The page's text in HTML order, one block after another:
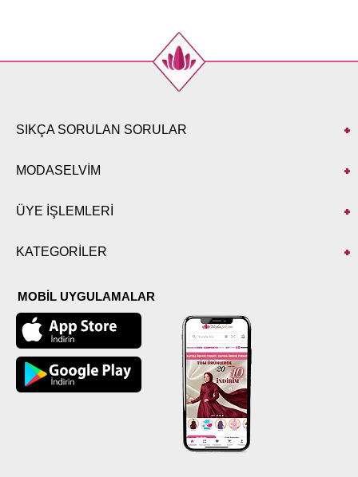
SIKÇA SORULAN SORULAR
MODASELVİM
ÜYE İŞLEMLERİ
KATEGORİLER
MOBİL UYGULAMALAR